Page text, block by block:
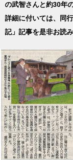
の武智さんと約30年
詳細に付いては、同
記」記事を是非お読